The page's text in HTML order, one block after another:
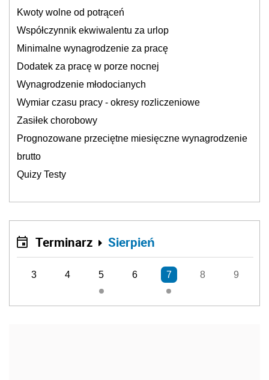
Kwoty wolne od potrąceń
Współczynnik ekwiwalentu za urlop
Minimalne wynagrodzenie za pracę
Dodatek za pracę w porze nocnej
Wynagrodzenie młodocianych
Wymiar czasu pracy - okresy rozliczeniowe
Zasiłek chorobowy
Prognozowane przeciętne miesięczne wynagrodzenie
brutto
Quizy Testy
Terminarz Sierpień
3 4 5 6 7 8 9